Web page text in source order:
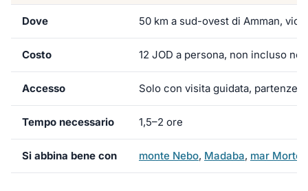
Dove 50 km a sud-ovest di Amman,
Costo 12 JOD a persona, non incluso
Accesso Solo con visita guidata, partenze
Tempo necessario 1,5–2 ore
Si abbina bene con monte Nebo, Madaba, mar Morto